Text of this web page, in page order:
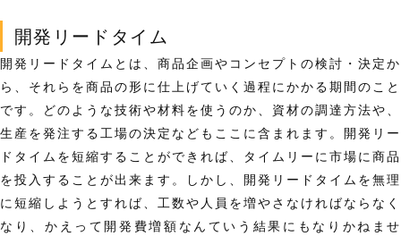
開発リードタイム
開発リードタイムとは、商品企画やコンセプトの検討・決定か
ら、それらを商品の形に仕上げていく過程にかかる期間のこと
です。どのような技術や材料を使うのか、資材の調達方法や、
生産を発注する工場の決定などもここに含まれます。開発リー
ドタイムを短縮することができれば、タイムリーに市場に商品
を投入することが出来ます。しかし、開発リードタイムを無理
に短縮しようとすれば、工数や人員を増やさなければならなく
なり、かえって開発費増額なんていう結果にもなりかねませ